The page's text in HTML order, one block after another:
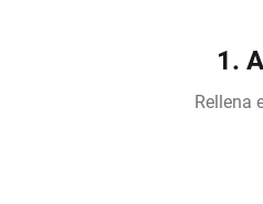
1.
Rellena